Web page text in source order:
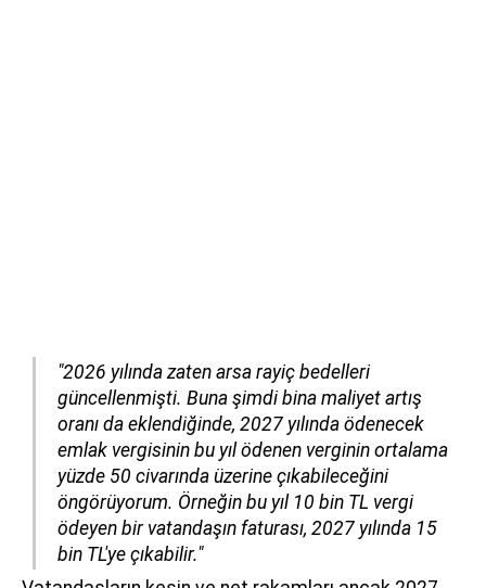
"2026 yılında zaten arsa rayiç bedelleri
güncellenmişti. Buna şimdi bina maliyet artış
oranı da eklendiğinde, 2027 yılında ödenecek
emlak vergisinin bu yıl ödenen verginin ortalama
yüzde 50 civarında üzerine çıkabileceğini
öngörüyorum. Örneğin bu yıl 10 bin TL vergi
ödeyen bir vatandaşın faturası, 2027 yılında 15
bin TL'ye çıkabilir."